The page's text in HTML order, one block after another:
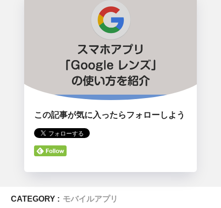
この記事が気に入ったらフォローしよう
CATEGORY : モバイルアプリ